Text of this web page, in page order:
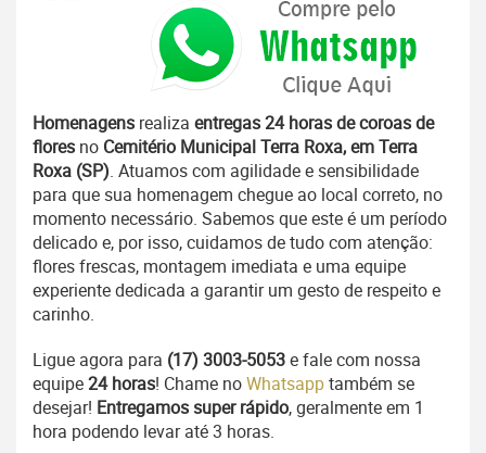
Homenagens realiza entregas 24 horas de coroas de
flores no Cemitério Municipal Terra Roxa, em Terra
Roxa (SP). Atuamos com agilidade e sensibilidade
para que sua homenagem chegue ao local correto, no
momento necessário. Sabemos que este é um período
delicado e, por isso, cuidamos de tudo com atenção:
flores frescas, montagem imediata e uma equipe
experiente dedicada a garantir um gesto de respeito e
carinho.
Ligue agora para (17) 3003-5053e fale com nossa
equipe24 horas! Chame noWhatsapptambém se
desejar! Entregamos super rápido, geralmente em 1
hora podendo levar até 3 horas.